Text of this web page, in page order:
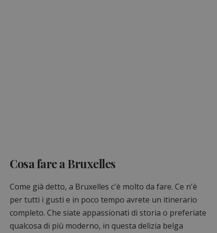
Cosa fare a Bruxelles
Come già detto, a Bruxelles c'è molto da fare. Ce n'è
per tutti i gusti e in poco tempo avrete un itinerario
completo. Che siate appassionati di storia o preferiate
qualcosa di più moderno, in questa delizia belga